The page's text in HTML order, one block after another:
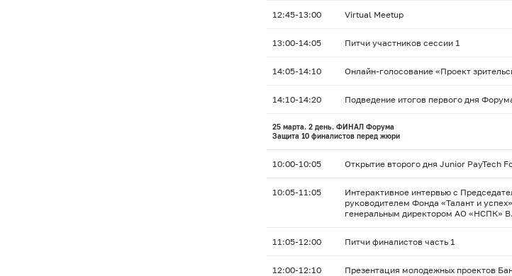
12:45-13:00 Virtual Meetup
13:00-14:05 Питчи участников сессии 1
14:05-14:10 Онлайн-голосование «Проект
14:10-14:20 Подведение итогов первого дня
25 марта. 2 день. ФИНАЛ Форума
Защита 10 финалистов перед жюри
10:00-10:05 Открытие второго дня Junior PayTech
10:05-11:05
Интерактивное интервью с
руководителем Фонда «Талант и
генеральным директором АО «НСПК»
11:05-12:00 Питчи финалистов часть 1
12:00-12:10 Презентация молодежных проектов